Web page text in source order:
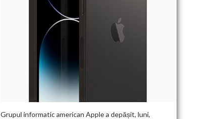
Grupul informatic american Apple a depășit, luni,